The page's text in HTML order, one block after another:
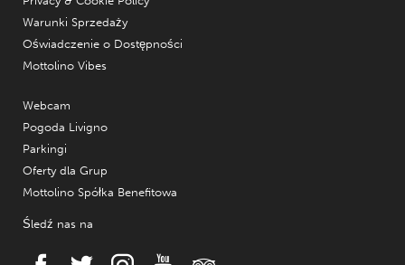
Warunki Sprzedaży
Oświadczenie o Dostępności
Mottolino Vibes
Webcam
Pogoda Livigno
Parkingi
Oferty dla Grup
Mottolino Spółka Benefitowa
Śledź nas na